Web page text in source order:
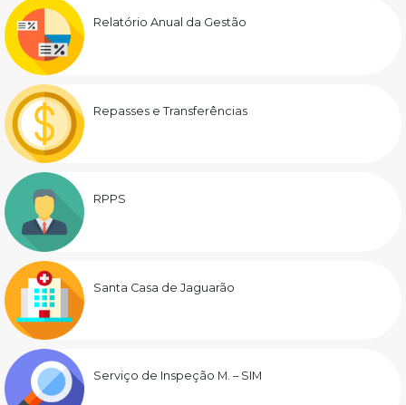
Relatório Anual da Gestão
Repasses e Transferências
RPPS
Santa Casa de Jaguarão
Serviço de Inspeção M. – SIM